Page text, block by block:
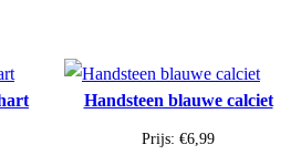
Handsteen blauwe calciet
Prijs: €6,99